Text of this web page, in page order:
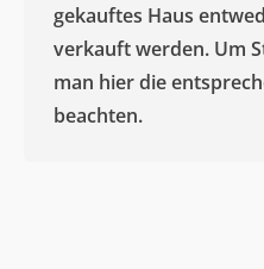
gekauftes Haus
verkauft werden. Um
man hier die
beachten.